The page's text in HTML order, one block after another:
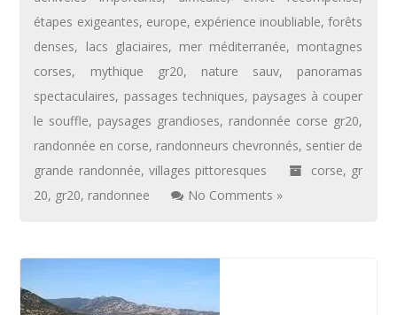
étapes exigeantes, europe, expérience inoubliable,forêts
denses, lacs glaciaires, mer méditerranée, montagnes
corses, mythique gr20, nature sauv, panoramas
spectaculaires, passages techniques, paysages à couper
le souffle, paysages grandioses, randonnée corse gr20,
randonnée en corse, randonneurs chevronnés, sentier de
grande randonnée,villages pittoresques corse, gr
20, gr20, randonnee No Comments »